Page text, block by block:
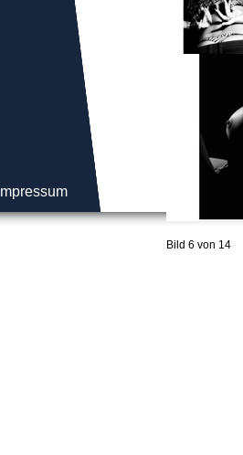
Impressum
Bild 6 von 14